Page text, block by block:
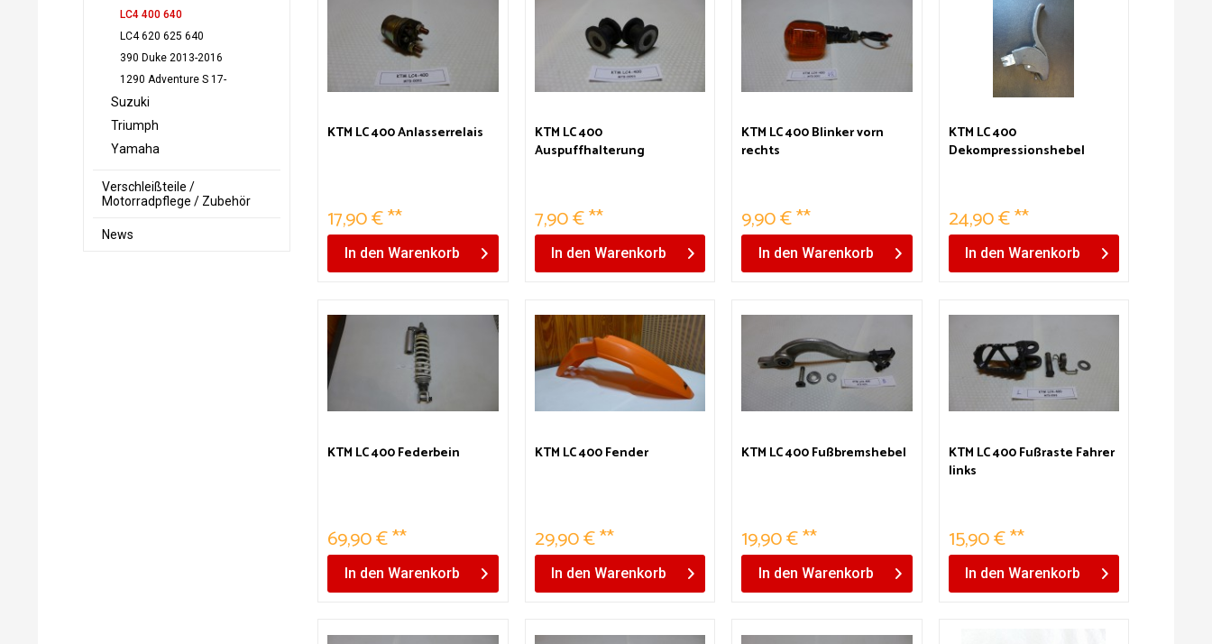
LC4 400 640
LC4 620 625 640
390 Duke 2013-2016
1290 Adventure S 17-
Suzuki
Triumph
Yamaha
Verschleißteile /
Motorradpflege / Zubehör
News
KTM LC 400 Anlasserrelais
17,90 € **
In den Warenkorb
KTM LC 400
Auspuffhalterung
7,90 € **
In den Warenkorb
KTM LC 400 Blinker vorn
rechts
9,90 € **
In den Warenkorb
KTM LC 400
Dekompressionshebel
24,90 € **
In den Warenkorb
KTM LC 400 Federbein
69,90 € **
In den Warenkorb
KTM LC 400 Fender
29,90 € **
In den Warenkorb
KTM LC 400 Fußbremshebel
19,90 € **
In den Warenkorb
KTM LC 400 Fußraste Fahrer
links
15,90 € **
In den Warenkorb